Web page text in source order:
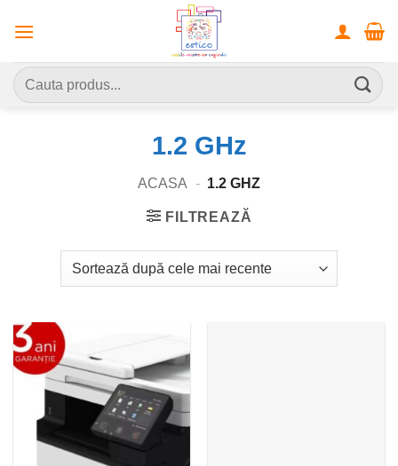
Caută
după:
1.2 GHz
ACASA - 1.2 GHZ
FILTREAZĂ